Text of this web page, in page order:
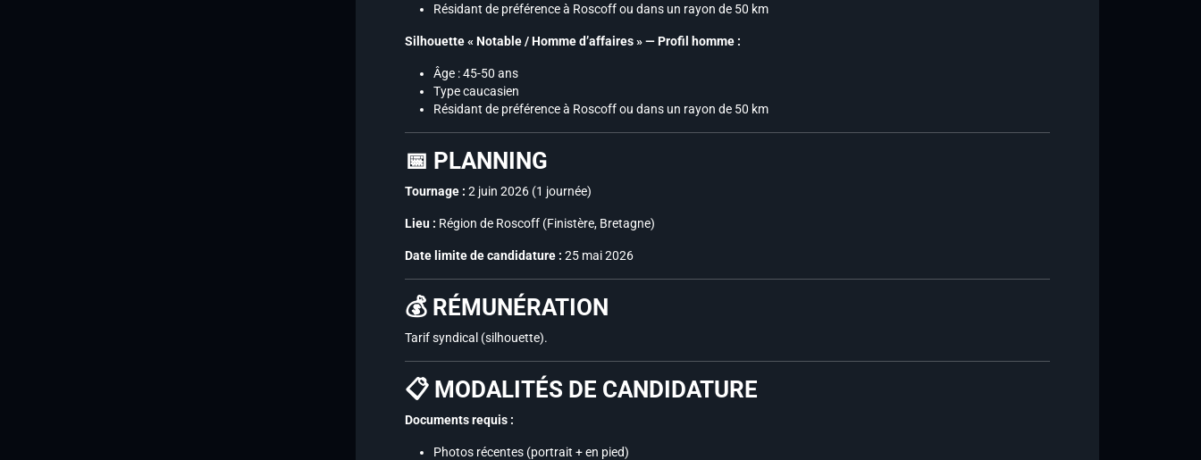
Résidant de préférence à Roscoff ou dans un rayon de 50 km
Silhouette « Notable / Homme d’affaires » — Profil homme :
Âge : 45-50 ans
Type caucasien
Résidant de préférence à Roscoff ou dans un rayon de 50 km
📅 PLANNING
Tournage : 2 juin 2026 (1 journée)
Lieu : Région de Roscoff (Finistère, Bretagne)
Date limite de candidature : 25 mai 2026
💰 RÉMUNÉRATION
Tarif syndical (silhouette).
📋 MODALITÉS DE CANDIDATURE
Documents requis :
Photos récentes (portrait + en pied)